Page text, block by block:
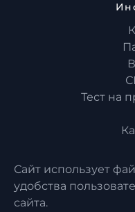
Тест на
Сайт использует
удобства
сайта.